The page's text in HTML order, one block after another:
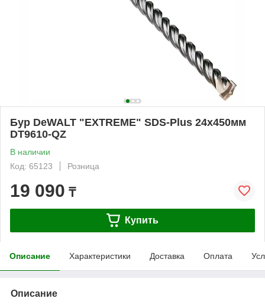
Бур DeWALT "EXTREME" SDS-Plus 24х450мм
DT9610-QZ
В наличии
Код: 65123
Розница
19 090 ₸
Купить
Описание Характеристики Доставка Оплата
Описание